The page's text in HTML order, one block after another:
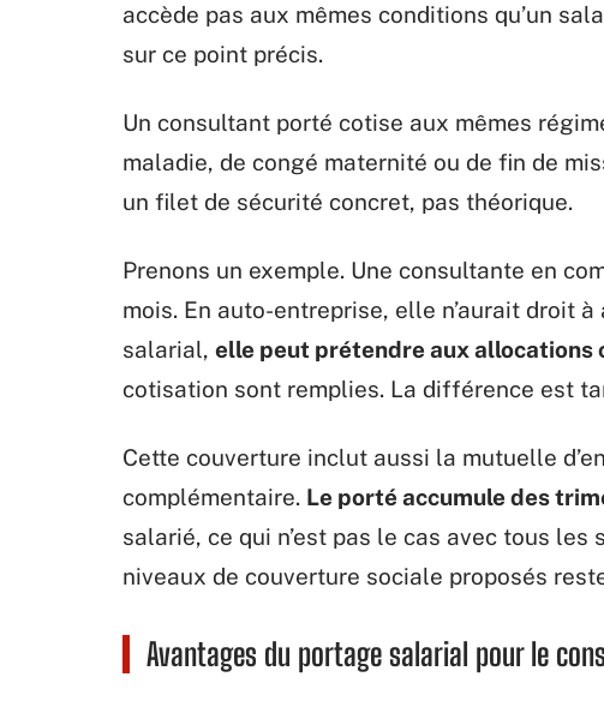
accède pas aux mêmes conditions qu’un
sur ce point précis.
Un consultant porté cotise aux mêmes
maladie, de congé maternité ou de fin de
un filet de sécurité concret, pas théorique.
Prenons un exemple. Une consultante en
mois. En auto-entreprise, elle n’aurait droit
salarial, elle peut prétendre aux allocations
cotisation sont remplies. La différence est
Cette couverture inclut aussi la mutuelle
complémentaire. Le porté accumule des
salarié, ce qui n’est pas le cas avec tous
niveaux de couverture sociale proposés
Avantages du portage salarial pour le